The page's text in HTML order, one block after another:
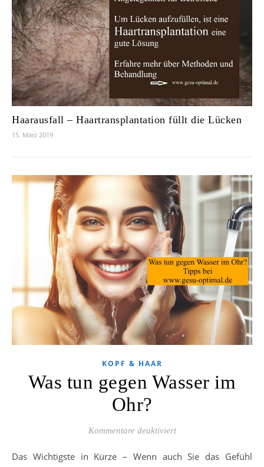
Haarausfall – Haartransplantation füllt die Lücken
15. März 2019
KOPF & HAAR
Was tun gegen Wasser im
Ohr?
Kommentare deaktiviertfür Was tun gegen
Das Wichtigste in Kürze – Wenn auch Sie das Gefühl